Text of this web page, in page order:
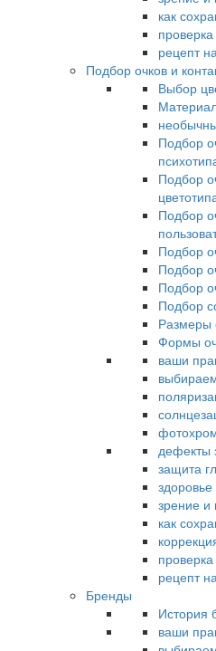
как
рецепт
Подбор очков и
Выбор
Подбор
Подбор
Подбор
Подбор
Подбор
Подбор
Подбор
Размеры
Формы
ваши
дефекты
защита
здоровье
зрение и
как
рецепт
Бренды
История
ваши